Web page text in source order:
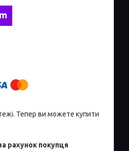
Тепер ви можете купити
рахунок покупця